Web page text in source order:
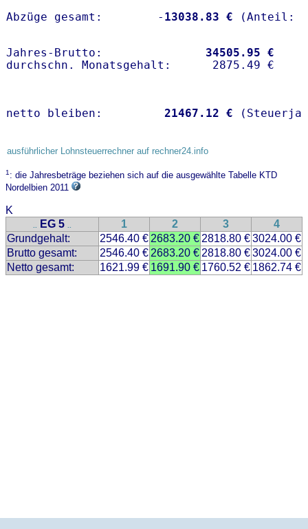
Abzüge gesamt:        - 13038.83 €
Jahres-Brutto: 34505.95 €
netto bleiben: 21467.12 €
ausführlicher Lohnsteuerrechner auf rechner24.info
1: die Jahresbeträge beziehen sich auf die ausgewählte Tabelle KTD
Nordelbien 2011
K
.. EG 5 .. 1 2 3
4
Grundgehalt:
2546.40 € 2683.20 € 2818.80 €3024.00 €
Brutto gesamt:
2546.40 € 2683.20 € 2818.80 €3024.00 €
Netto gesamt:
1621.99 € 1691.90 € 1760.52 € 1862.74 €